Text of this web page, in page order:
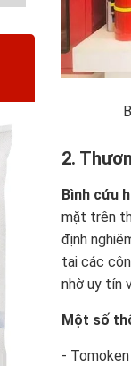
2.
Bình cứu
mặt trên
định
tại các
nhờ uy tín
Một số
-